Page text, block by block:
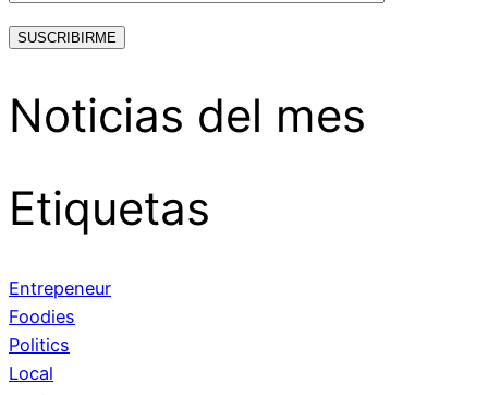
Noticias del mes
Etiquetas
Entrepeneur
Foodies
Politics
Local